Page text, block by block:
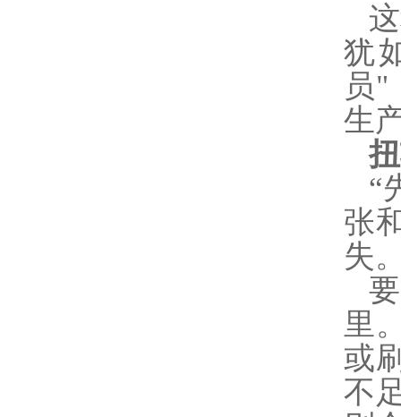
犹
员"
生
“
张
失
里
或
不